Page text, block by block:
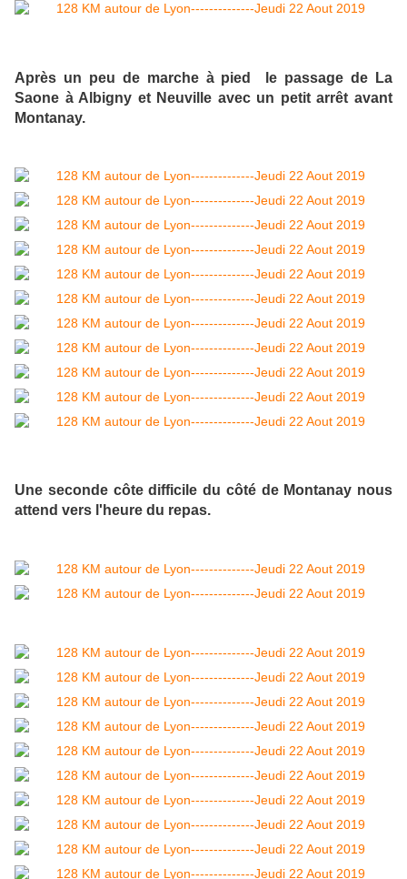
Après un peu de marche à pied le passage de La
Saone à Albigny et Neuville avec un petit arrêt avant
Montanay.
Une seconde côte difficile du côté de Montanay nous
attend vers l'heure du repas.